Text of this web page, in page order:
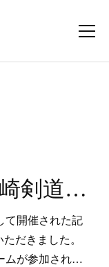
祝！創部10周年 豊崎剣道クラブさん、記念剣道大会・交流試合ありがとうございました！
て開催された記
だきました。
ムが参加され…